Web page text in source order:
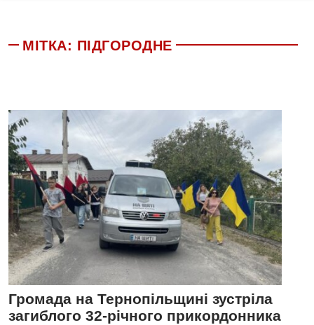
МІТКА: ПІДГОРОДНЕ
Громада на Тернопільщині зустріла
загиблого 32-річного прикордонника